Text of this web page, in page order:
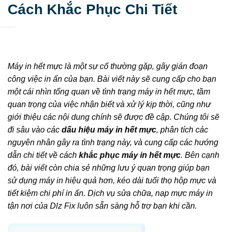
Cách Khắc Phục Chi Tiết
Máy in hết mực là một sự cố thường gặp, gây gián đoạn
công việc in ấn của bạn. Bài viết này sẽ cung cấp cho bạn
một cái nhìn tổng quan về tình trạng máy in hết mực, tầm
quan trọng của việc nhận biết và xử lý kịp thời, cũng như
giới thiệu các nội dung chính sẽ được đề cập. Chúng tôi sẽ
đi sâu vào các dấu hiệu máy in hết mực, phân tích các
nguyên nhân gây ra tình trạng này, và cung cấp các hướng
dẫn chi tiết về cách khắc phục máy in hết mực. Bên cạnh
đó, bài viết còn chia sẻ những lưu ý quan trọng giúp bạn
sử dụng máy in hiệu quả hơn, kéo dài tuổi thọ hộp mực và
tiết kiệm chi phí in ấn. Dịch vụ sửa chữa, nạp mực máy in
tận nơi của Dlz Fix luôn sẵn sàng hỗ trợ bạn khi cần.